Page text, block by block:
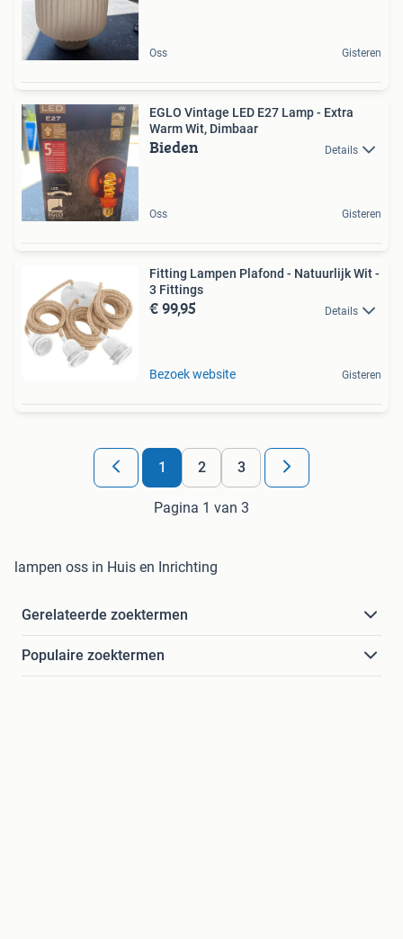
Oss Gisteren
EGLO Vintage LED E27 Lamp - Extra
Warm Wit, Dimbaar
Bieden Details
Oss Gisteren
Fitting Lampen Plafond - Natuurlijk Wit -
3 Fittings
€ 99,95 Details
Bezoek website Gisteren
1 2 3
Pagina 1 van 3
lampen oss in Huis en Inrichting
Gerelateerde zoektermen
Populaire zoektermen